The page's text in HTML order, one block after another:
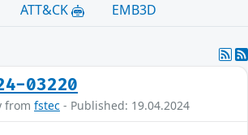
ATT&CK EMB3D
03220
from fstec - Published: 19.04.2024